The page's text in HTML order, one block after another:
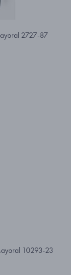
2727-87
10293-23